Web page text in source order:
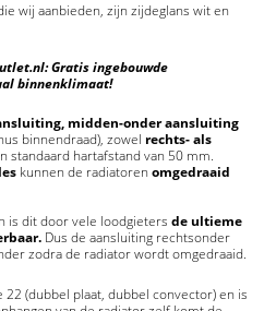
wij aanbieden, zijn zijdeglans wit en
Gratis ingebouwde
binnenklimaat!
midden-onder aansluiting
binnendraad), zowel rechts- als
standaard hartafstand van 50 mm.
kunnen de radiatoren omgedraaid
is dit door vele loodgieters de ultieme
Dus de aansluiting rechtsonder
zodra de radiator wordt omgedraaid.
(dubbel plaat, dubbel convector) en is